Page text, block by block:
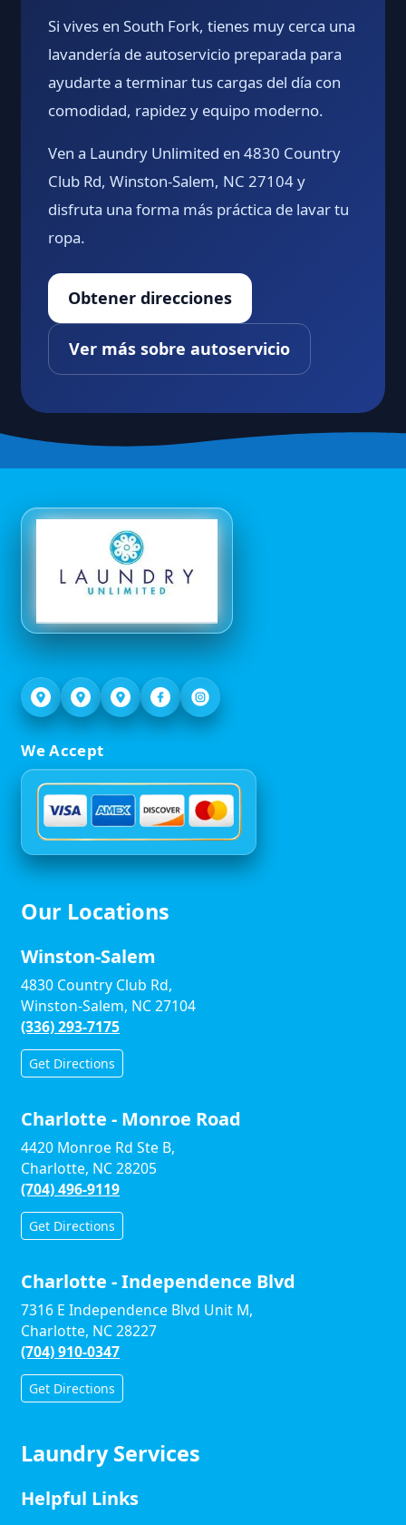
Si vives en South Fork, tienes muy cerca una
lavandería de autoservicio preparada para
ayudarte a terminar tus cargas del día con
comodidad, rapidez y equipo moderno.
Ven a Laundry Unlimited en 4830 Country
Club Rd, Winston-Salem, NC 27104 y
disfruta una forma más práctica de lavar tu
ropa.
Obtener direcciones
Ver más sobre autoservicio
We Accept
Our Locations
Winston-Salem
4830 Country Club Rd,
Winston-Salem, NC 27104
(336) 293-7175
Get Directions
Charlotte - Monroe Road
4420 Monroe Rd Ste B,
Charlotte, NC 28205
(704) 496-9119
Get Directions
Charlotte - Independence Blvd
7316 E Independence Blvd Unit M,
Charlotte, NC 28227
(704) 910-0347
Get Directions
Laundry Services
Helpful Links